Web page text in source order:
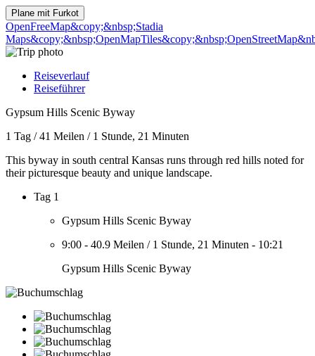
Plane mit Furkot
OpenFreeMap&copy;&nbsp;Stadia
Maps&copy;&nbsp;OpenMapTiles
Reiseverlauf
Reiseführer
Gypsum Hills Scenic Byway
1 Tag /41 Meilen / 1 Stunde, 21 Minuten
This byway in south central Kansas runs through red hills noted for
their picturesque beauty and unique landscape.
Tag 1
Gypsum Hills Scenic Byway
9:00 - 40.9 Meilen / 1 Stunde, 21 Minuten - 10:21
Gypsum Hills Scenic Byway